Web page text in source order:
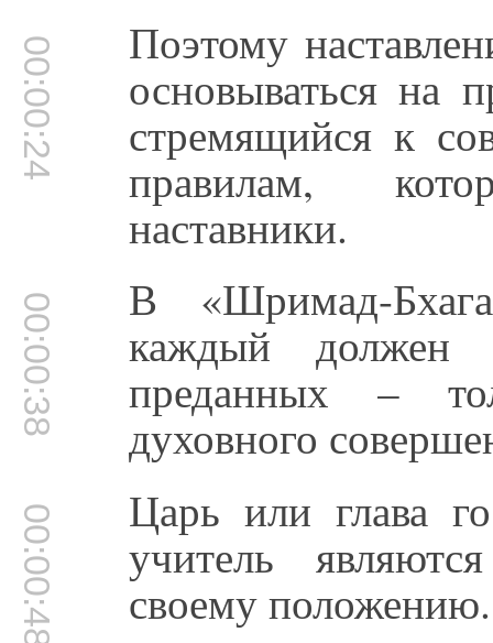
00:00:24 Поэтому
основываться на
стремящийся к
правилам,
наставники.
00:00:38 В «Шримад-
каждый должен
преданных –
духовного
00:00:48 Царь или глава
учитель
своему положению.